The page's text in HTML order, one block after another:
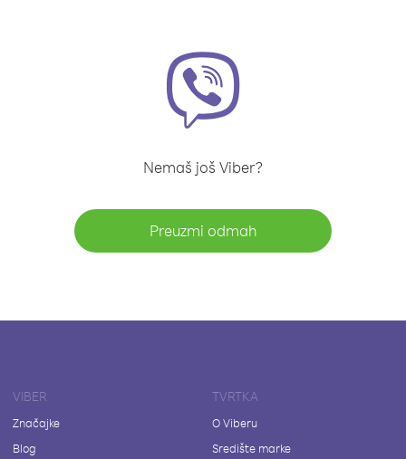
Nemaš još Viber?
Preuzmi odmah
VIBER
Značajke
Blog
TVRTKA
O Viberu
Središte marke